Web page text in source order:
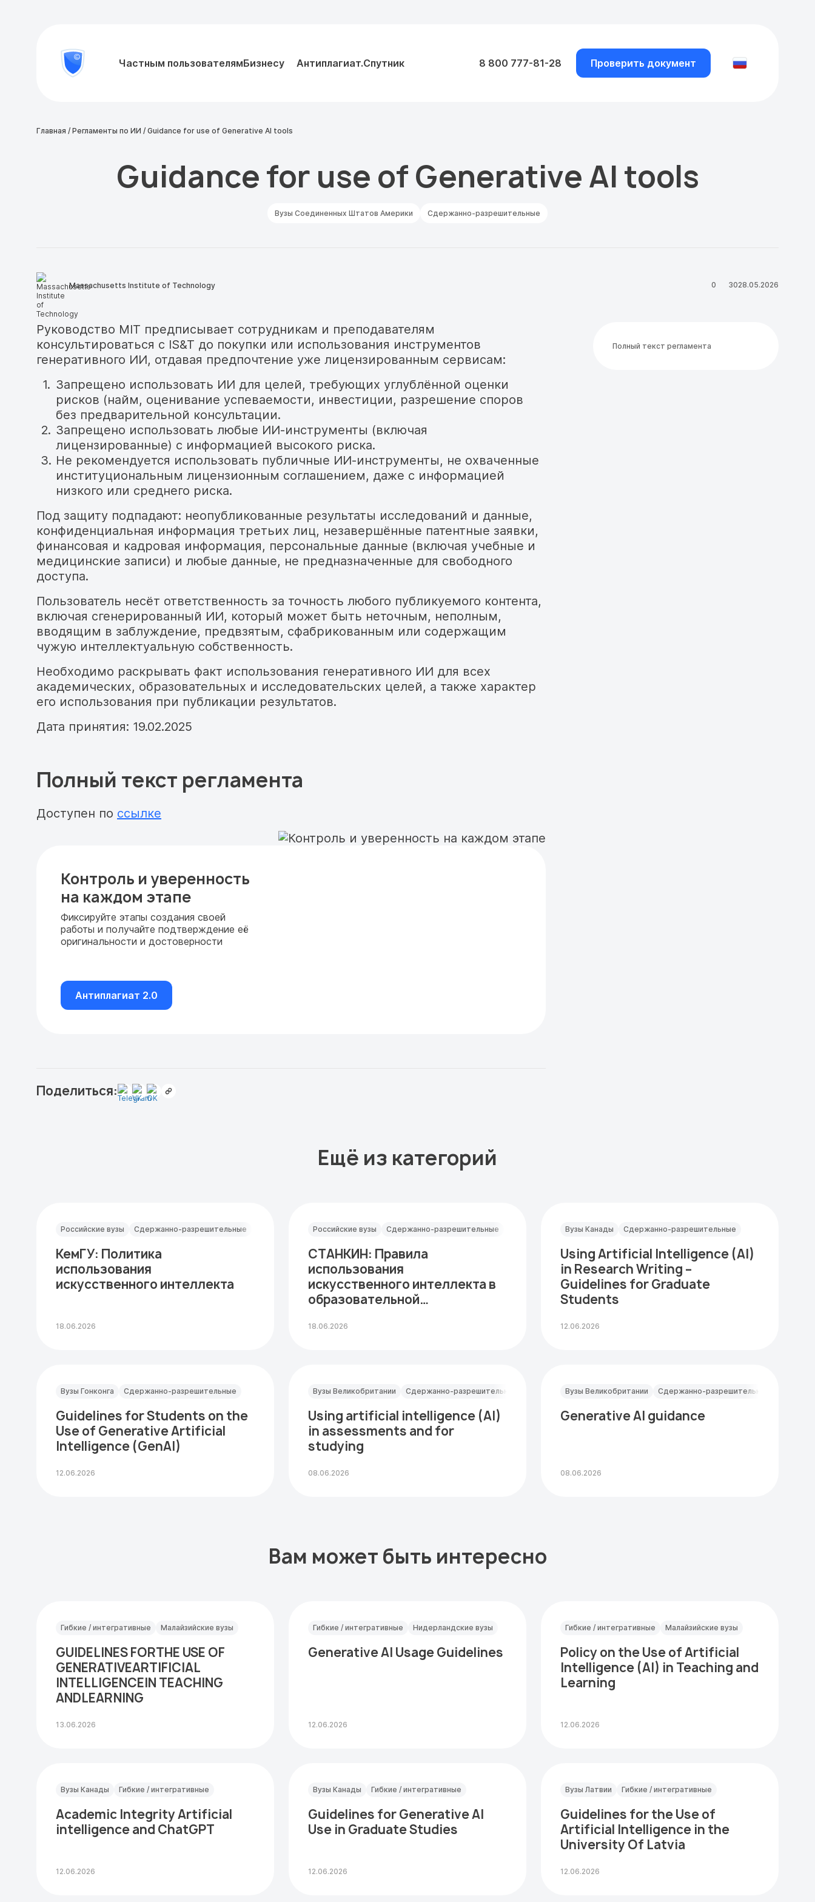
Проверить
Частным пользователямБизнесу Антиплагиат.Спутник
8
8 800 777-81-28 Проверить документ
Главная / Регламенты по ИИ / Guidance for use of Generative AI tools
Guidance for use of Generative AI tools
Вузы Соединенных Штатов Америки Сдержанно-разрешительные
Massachusetts Institute of Technology 0 3028.05.2026
Руководство MIT предписывает сотрудникам и преподавателям
консультироваться с IS&T до покупки или использования инструментов
генеративного ИИ, отдавая предпочтение уже лицензированным сервисам:
Запрещено использовать ИИ для целей, требующих углублённой оценки
рисков (найм, оценивание успеваемости, инвестиции, разрешение споров
без предварительной консультации.
Запрещено использовать любые ИИ-инструменты (включая
лицензированные) с информацией высокого риска.
Не рекомендуется использовать публичные ИИ-инструменты, не охваченные
институциональным лицензионным соглашением, даже с информацией
низкого или среднего риска.
Под защиту подпадают: неопубликованные результаты исследований и данные,
конфиденциальная информация третьих лиц, незавершённые патентные заявки,
финансовая и кадровая информация, персональные данные (включая учебные и
медицинские записи) и любые данные, не предназначенные для свободного
доступа.
Пользователь несёт ответственность за точность любого публикуемого контента,
включая сгенерированный ИИ, который может быть неточным, неполным,
вводящим в заблуждение, предвзятым, сфабрикованным или содержащим
чужую интеллектуальную собственность.
Необходимо раскрывать факт использования генеративного ИИ для всех
академических, образовательных и исследовательских целей, а также характер
его использования при публикации результатов.
Дата принятия: 19.02.2025
Полный текст регламента
Доступен по ссылке
Контроль и уверенность
на каждом этапе
Фиксируйте этапы создания своей
работы и получайте подтверждение её
оригинальности и достоверности
Антиплагиат 2.0
Поделиться:
Полный текст регламента
Ещё из категорий
Российские вузы Сдержанно-разрешительные
КемГУ: Политика
использования
искусственного интеллекта
18.06.2026
Российские вузы Сдержанно-разрешительные
СТАНКИН: Правила
использования
искусственного интеллекта в
образовательной
18.06.2026
Вузы Канады Сдержанно-разрешительные
Using Artificial Intelligence (AI)
in Research Writing –
Guidelines for Graduate
Students
12.06.2026
Вузы Гонконга Сдержанно-разрешительные
Guidelines for Students on the
Use of Generative Artificial
Intelligence (GenAI)
12.06.2026
Вузы Великобритании Сдержанно-разрешительные
Using artificial intelligence (AI)
in assessments and for
studying
08.06.2026
Вузы Великобритании Сдержанно-разрешительные
Generative AI guidance
08.06.2026
Вам может быть интересно
Гибкие / интегративные Малайзийские вузы
GUIDELINES FORTHE USE OF
GENERATIVEARTIFICIAL
INTELLIGENCEIN TEACHING
ANDLEARNING
13.06.2026
Гибкие / интегративные Нидерландские вузы
Generative AI Usage Guidelines
12.06.2026
Гибкие / интегративные Малайзийские вузы
Policy on the Use of Artificial
Intelligence (AI) in Teaching and
Learning
12.06.2026
Вузы Канады Гибкие / интегративные
Academic Integrity Artificial
intelligence and ChatGPT
12.06.2026
Вузы Канады Гибкие / интегративные
Guidelines for Generative AI
Use in Graduate Studies
12.06.2026
Вузы Латвии Гибкие / интегративные
Guidelines for the Use of
Artificial Intelligence in the
University Of Latvia
12.06.2026